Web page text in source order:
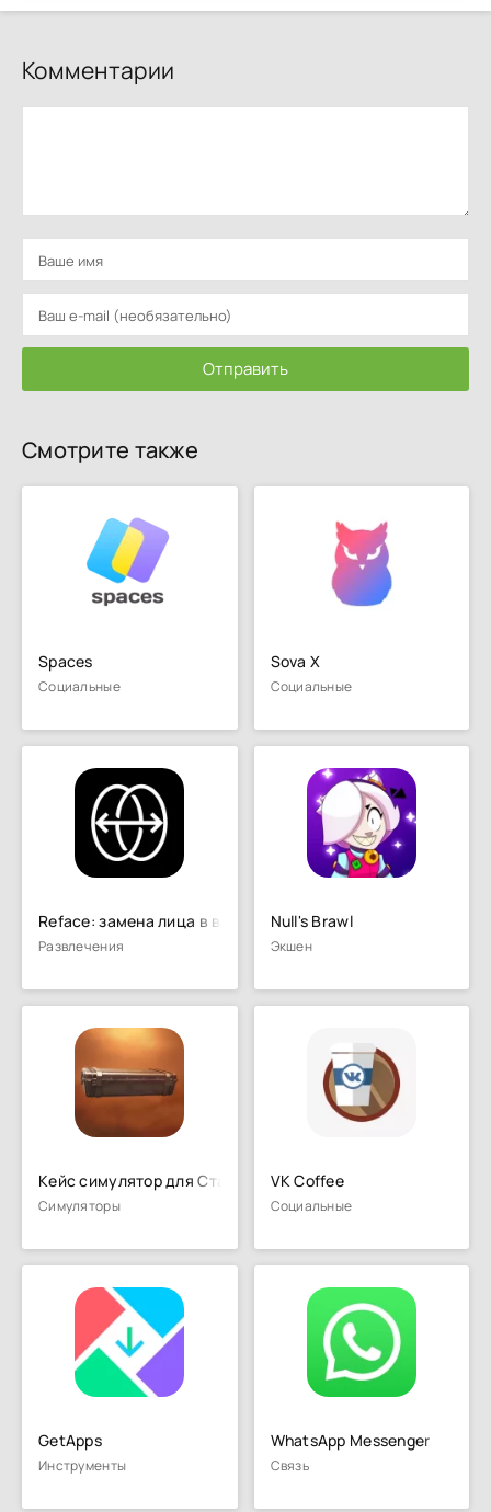
Комментарии
Отправить
Смотрите также
Spaces
Социальные
Sova X
Социальные
Reface: замена лица в видео
Развлечения
Null's Brawl
Экшен
Кейс симулятор для Стандофф 2
Симуляторы
VK Coffee
Социальные
GetApps
Инструменты
WhatsApp Messenger
Связь